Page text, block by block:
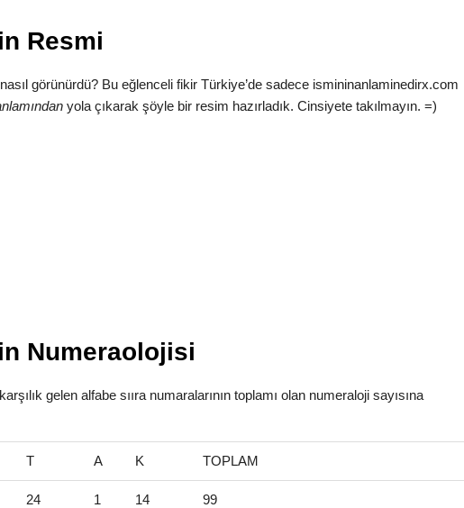
Resmi
görünürdü? Bu eğlenceli fikir Türkiye’de sadece ismininanlaminedirx.com
yola çıkarak şöyle bir resim hazırladık. Cinsiyete takılmayın. =)
Numeraolojisi
gelen alfabe sııra numaralarının toplamı olan numeraloji sayısına
T A K TOPLAM
24 1 14 99